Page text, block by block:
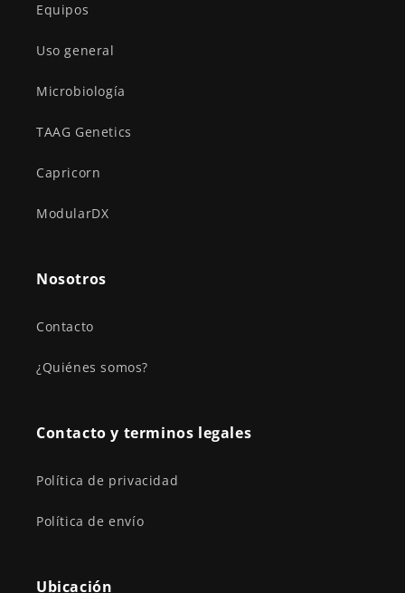
Equipos
Uso general
Microbiología
TAAG Genetics
Capricorn
ModularDX
Nosotros
Contacto
¿Quiénes somos?
Contacto y terminos legales
Política de privacidad
Política de envío
Ubicación